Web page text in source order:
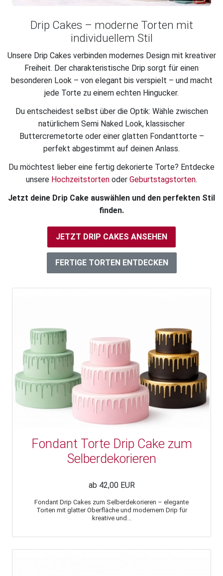
Drip Cakes – moderne Torten mit
individuellem Stil
Unsere Drip Cakes verbinden modernes Design mit kreativer
Freiheit. Der charakteristische Drip sorgt für einen
besonderen Look – von elegant bis verspielt – und macht
jede Torte zu einem echten Hingucker.
Du entscheidest selbst über die Optik: Wähle zwischen
natürlichem Semi Naked Look, klassischer
Buttercremetorte oder einer glatten Fondanttorte –
perfekt abgestimmt auf deinen Anlass.
Du möchtest lieber eine fertig dekorierte Torte? Entdecke
unsere Hochzeitstorten oder Geburtstagstorten.
Jetzt deine Drip Cake auswählen und den perfekten Stil
finden.
JETZT DRIP CAKES ANSEHEN
FERTIGE TORTEN ENTDECKEN
Fondant Torte Drip Cake zum
Selberdekorieren
ab 42,00 EUR
Fondant Drip Cakes zum Selberdekorieren – elegante
Torten mit glatter Oberfläche und modernem Drip für
kreative und...